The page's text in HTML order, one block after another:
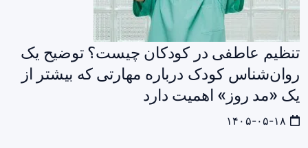
تنظیم عاطفی در کودکان چیست؟ توضیح یک
روان‌شناس کودک درباره مهارتی که بیشتر از
یک «مد روز» اهمیت دارد